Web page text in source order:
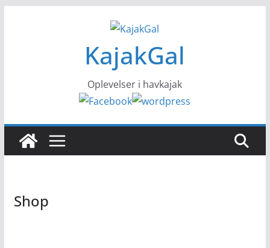
KajakGal
Oplevelser i havkajak
Shop